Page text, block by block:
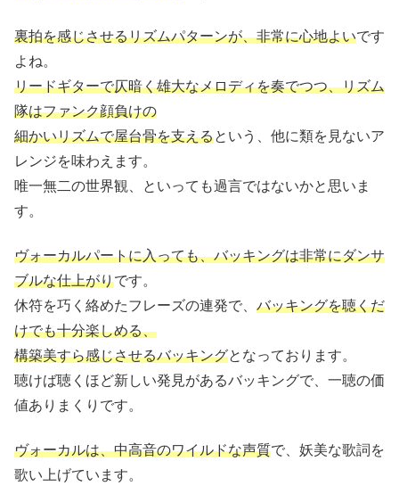
裏拍を感じさせるリズムパターンが、非常に心地よいです
よね。
リードギターで仄暗く雄大なメロディを奏でつつ、リズム
隊はファンク顔負けの
細かいリズムで屋台骨を支えるという、他に類を見ないア
レンジを味わえます。
唯一無二の世界観、といっても過言ではないかと思いま
す。
ヴォーカルパートに入っても、バッキングは非常にダンサ
ブルな仕上がりです。
休符を巧く絡めたフレーズの連発で、 バッキングを聴くだ
けでも十分楽しめる、
構築美すら感じさせるバッキングとなっております。
聴けば聴くほど新しい発見があるバッキングで、一聴の価
値ありまくりです。
ヴォーカルは、中高音のワイルドな声質で、妖美な歌詞を
歌い上げています。